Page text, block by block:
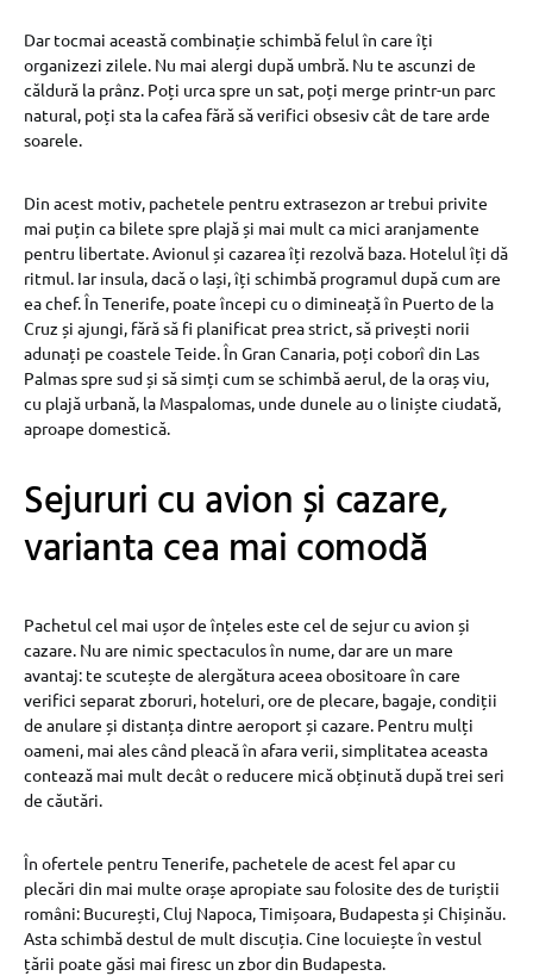
Dar tocmai această combinație schimbă felul în care îți
organizezi zilele. Nu mai alergi după umbră. Nu te ascunzi de
căldură la prânz. Poți urca spre un sat, poți merge printr-un parc
natural, poți sta la cafea fără să verifici obsesiv cât de tare arde
soarele.
Din acest motiv, pachetele pentru extrasezon ar trebui privite
mai puțin ca bilete spre plajă și mai mult ca mici aranjamente
pentru libertate. Avionul și cazarea îți rezolvă baza. Hotelul îți dă
ritmul. Iar insula, dacă o lași, îți schimbă programul după cum are
ea chef. În Tenerife, poate începi cu o dimineață în Puerto de la
Cruz și ajungi, fără să fi planificat prea strict, să privești norii
adunați pe coastele Teide. În Gran Canaria, poți coborî din Las
Palmas spre sud și să simți cum se schimbă aerul, de la oraș viu,
cu plajă urbană, la Maspalomas, unde dunele au o liniște ciudată,
aproape domestică.
Sejururi cu avion și cazare,
varianta cea mai comodă
Pachetul cel mai ușor de înțeles este cel de sejur cu avion și
cazare. Nu are nimic spectaculos în nume, dar are un mare
avantaj: te scutește de alergătura aceea obositoare în care
verifici separat zboruri, hoteluri, ore de plecare, bagaje, condiții
de anulare și distanța dintre aeroport și cazare. Pentru mulți
oameni, mai ales când pleacă în afara verii, simplitatea aceasta
contează mai mult decât o reducere mică obținută după trei seri
de căutări.
În ofertele pentru Tenerife, pachetele de acest fel apar cu
plecări din mai multe orașe apropiate sau folosite des de turiștii
români: București, Cluj Napoca, Timișoara, Budapesta și Chișinău.
Asta schimbă destul de mult discuția. Cine locuiește în vestul
țării poate găsi mai firesc un zbor din Budapesta.